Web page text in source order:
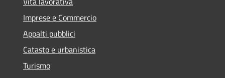
Imprese e Commercio
Appalti pubblici
Catasto e urbanistica
Turismo